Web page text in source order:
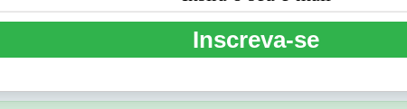
Inscreva-se